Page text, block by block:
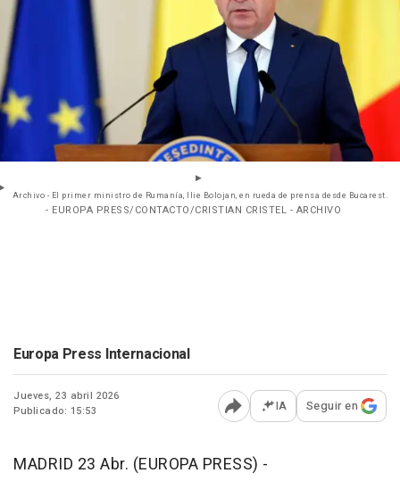
Archivo - El primer ministro de Rumanía, Ilie Bolojan, en rueda de prensa desde Bucarest.
- EUROPA PRESS/CONTACTO/CRISTIAN CRISTEL - ARCHIVO
Europa Press Internacional
Jueves, 23 abril 2026
Publicado: 15:53
Abrir opciones para
IA Seguir en
MADRID 23 Abr. (EUROPA PRESS) -